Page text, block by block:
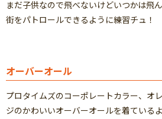
まだ子供なので飛べないけどいつかは飛
街をパトロールできるように練習チュ！
オーバーオール
プロタイムズのコーポレートカラー、オ
ジのかわいいオーバーオールを着ているよ